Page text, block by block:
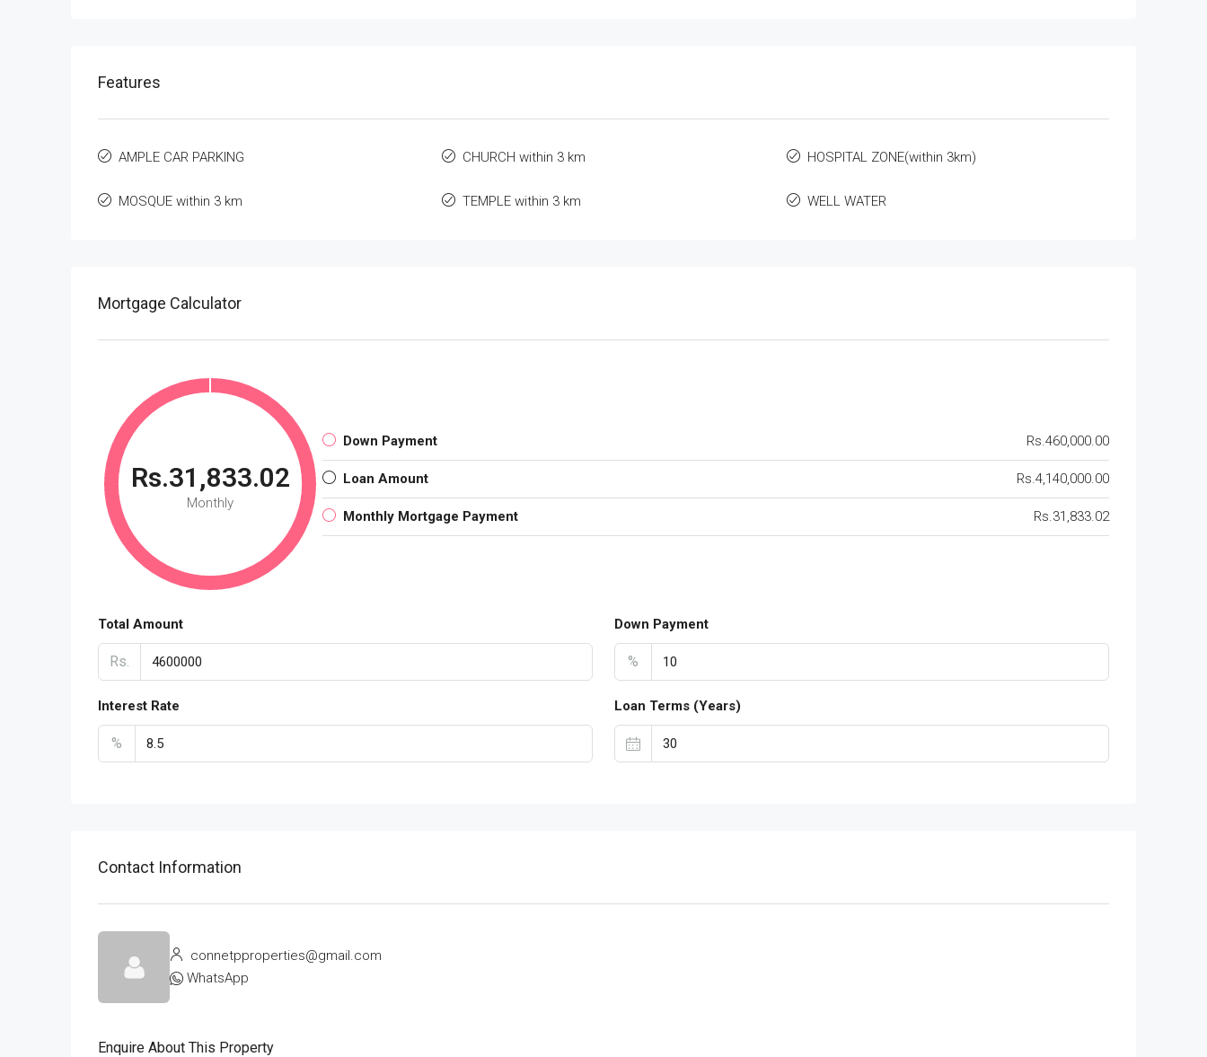
Features
AMPLE CAR PARKING CHURCH within 3 km HOSPITAL ZONE(within 3km)
MOSQUE within 3 km TEMPLE within 3 km WELL WATER
Mortgage Calculator
Rs.31,833.02
Monthly
Down Payment Rs.460,000.00
Loan Amount Rs.4,140,000.00
Monthly Mortgage Payment Rs.31,833.02
Total Amount
Rs.
Down Payment
%
Interest Rate
%
Loan Terms (Years)
Contact Information
connetpproperties@gmail.com
WhatsApp
Enquire About This Property